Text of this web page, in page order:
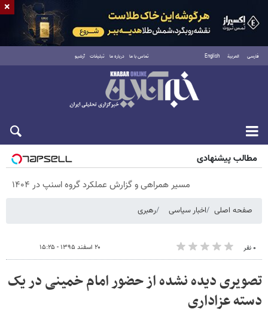
فارسی العربية English تماس با ما درباره ما تبلیغات آرشیو
جمعه ۱۶ مرداد ۱۴۰۵
مطالب پیشنهادی
مسیر همراهی و گزارش عملکرد گروه اسنپ در ۱۴۰۴
صفحه اصلی اخبار سیاسی رهبری
۰ نفر ۲۰ اسفند ۱۳۹۵ - ۱۵:۲۵
تصویری دیده نشده از حضور امام خمینی در یک
دسته عزاداری
×